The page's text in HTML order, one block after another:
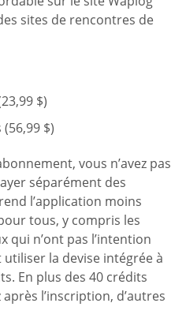
sites de rencontres de
$)
$)
vous n’avez pas
séparément des
l’application moins
tous, y compris les
qui n’ont pas l’intention
la devise intégrée à
En plus des 40 crédits
l’inscription, d’autres